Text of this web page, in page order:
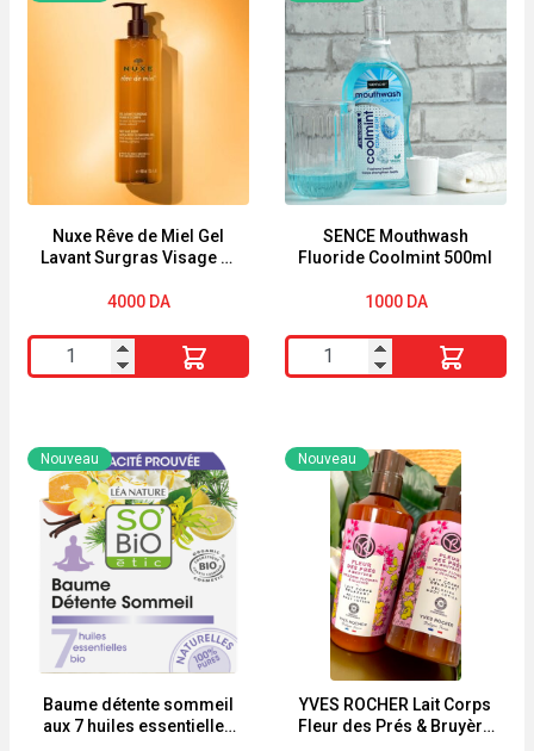
Nuxe Rêve de Miel Gel
Lavant Surgras Visage et
4000 DA
quantité
de
Rêve
de
Miel
Gel
Lavant
Surgras
Visage
et
Corps
400ml
SENCE Mouthwash
Fluoride Coolmint 500ml
1000 DA
quantité
de
Mouthwash
Fluoride
Coolmint
500ml
Baume détente sommeil
aux 7 huiles essentielles
Nouveau
YVES ROCHER Lait Corps
Fleur des Prés & Bruyère
Nouveau